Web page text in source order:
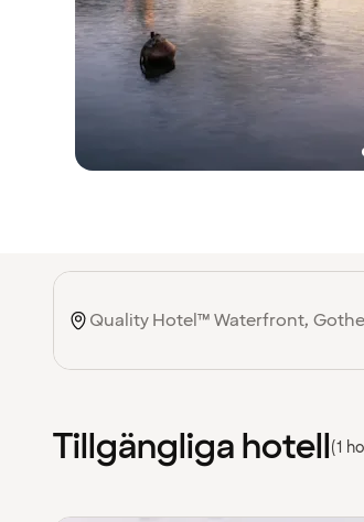
Tillgängliga hotell(1